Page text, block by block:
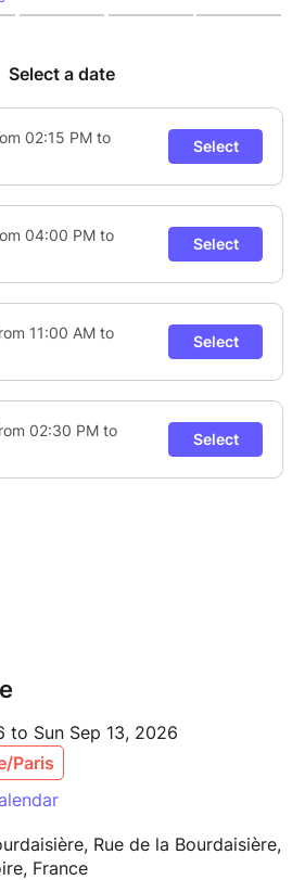
pull/veste et
(type baskets)
to Sun Sep 13, 2026
Paris
Rue de la Bourdaisière,
France